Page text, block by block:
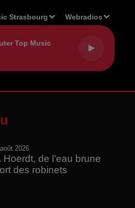
Strasbourg Webradios
2026
Hoerdt, de l’eau brune
des robinets